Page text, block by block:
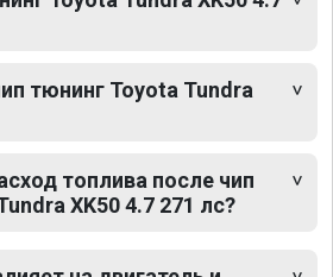
тюнинг Toyota Tundra
топлива после чип
XK50 4.7 271 лс?